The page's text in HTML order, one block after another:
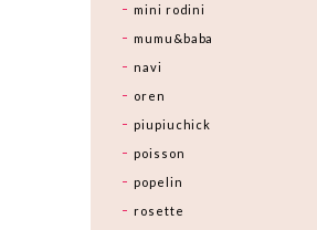
mini rodini
mumu&baba
navi
oren
piupiuchick
poisson
popelin
rosette